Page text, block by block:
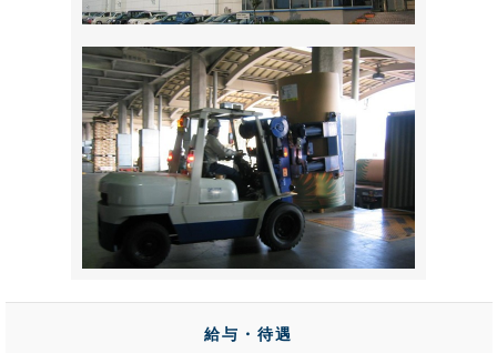
給与・待遇